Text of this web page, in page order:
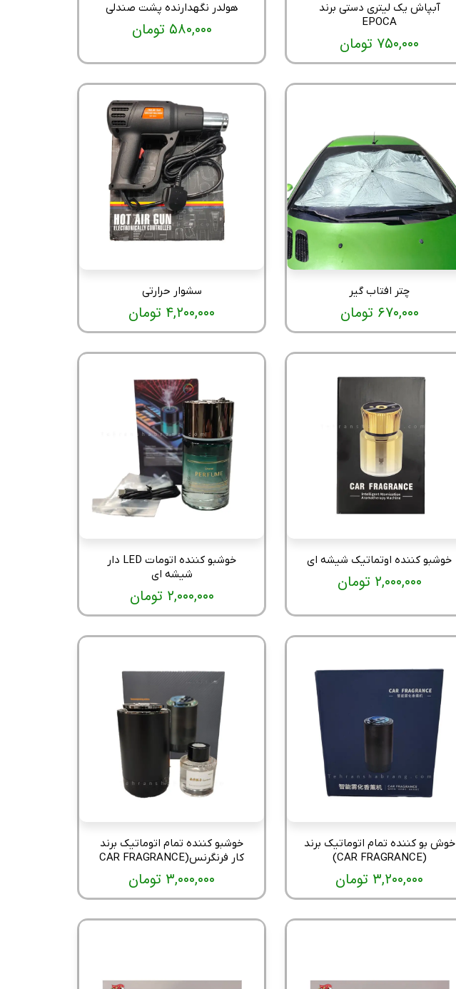
آبپاش یک لیتری دستی برند
EPOCA
۷۵۰,۰۰۰ تومان
هولدر نگهدارنده پشت صندلی
۵۸۰,۰۰۰ تومان
چتر افتاب گیر
۶۷۰,۰۰۰ تومان
سشوار حرارتی
۴,۲۰۰,۰۰۰ تومان
خوشبو کننده اوتماتیک شیشه ای
۲,۰۰۰,۰۰۰ تومان
خوشبو کننده اتومات LED دار
شیشه ای
۲,۰۰۰,۰۰۰ تومان
خوش بو کننده تمام اتوماتیک برند
(CAR FRAGRANCE)
۳,۲۰۰,۰۰۰ تومان
خوشبو کننده تمام اتوماتیک برند
کار فرنگرنس(CAR FRAGRANCE
۳,۰۰۰,۰۰۰ تومان